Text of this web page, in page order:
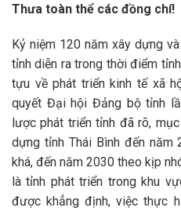
Thưa toàn thể các đồng chí!
Kỷ niệm 120 năm xây dựng
tỉnh diễn ra trong thời điểm
tựu về phát triển kinh tế xã
quyết Đại hội Đảng bộ tỉnh
lược phát triển tỉnh đã rõ,
dựng tỉnh Thái Bình đến năm
khá, đến năm 2030 theo kịp
là tỉnh phát triển trong khu
được khẳng định, việc thực